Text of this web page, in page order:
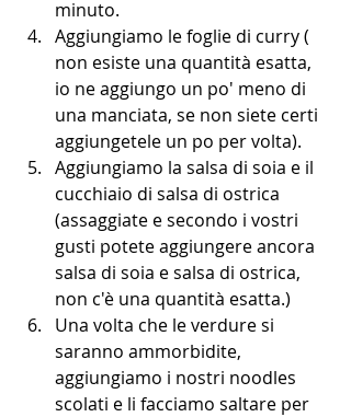
minuto.
Aggiungiamo le foglie di curry (
non esiste una quantità esatta,
io ne aggiungo un po' meno di
una manciata, se non siete certi
aggiungetele un po per volta).
Aggiungiamo la salsa di soia e il
cucchiaio di salsa di ostrica
(assaggiate e secondo i vostri
gusti potete aggiungere ancora
salsa di soia e salsa di ostrica,
non c'è una quantità esatta.)
Una volta che le verdure si
saranno ammorbidite,
aggiungiamo i nostri noodles
scolati e li facciamo saltare per